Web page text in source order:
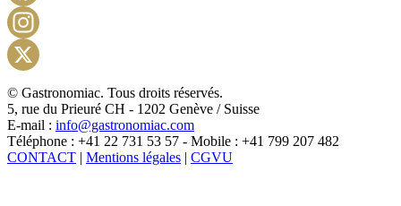
X
© Gastronomiac. Tous droits réservés.
5, rue du Prieuré CH - 1202 Genève / Suisse
E-mail : info@gastronomiac.com
Téléphone : +41 22 731 53 57 - Mobile : +41 799 207 482
CONTACT | Mentions légales | CGVU